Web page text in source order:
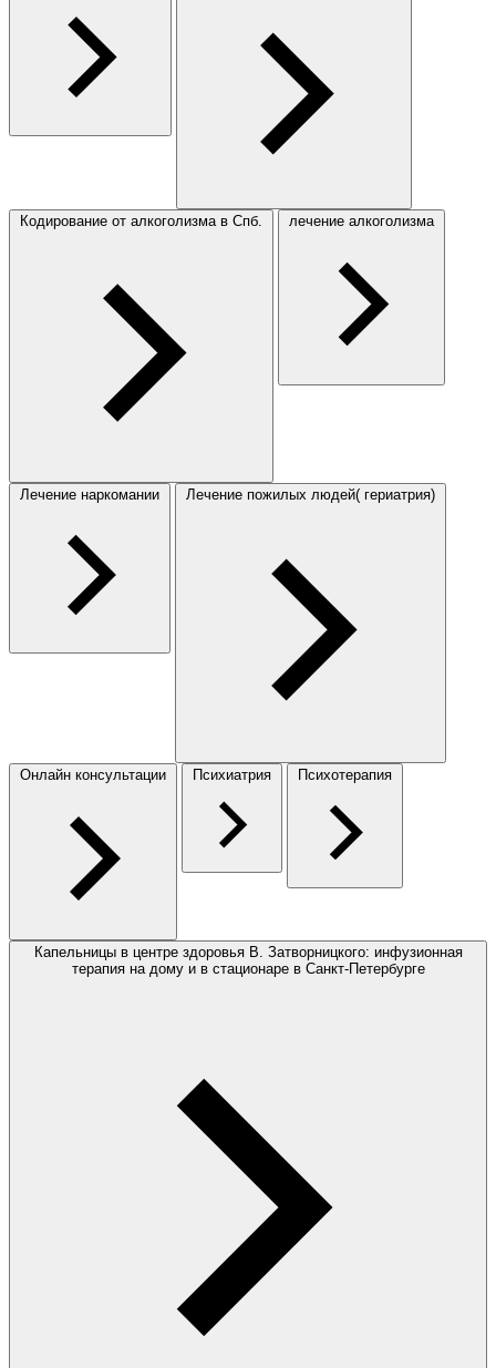
Кодирование от алкоголизма в Спб. лечение алкоголизма
Лечение наркомании Лечение пожилых людей( гериатрия)
Онлайн консультации Психиатрия Психотерапия
Капельницы в центре здоровья В. Затворницкого: инфузионная
терапия на дому и в стационаре в Санкт-Петербурге